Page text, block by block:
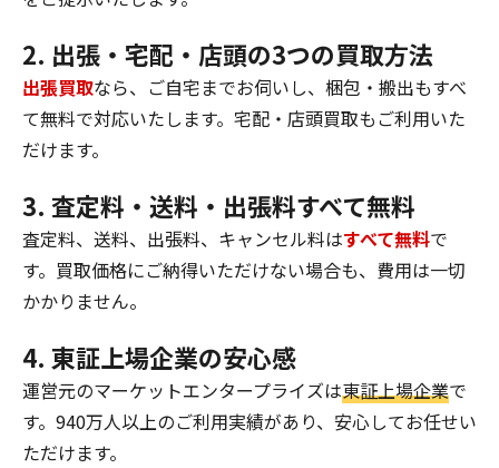
2. 出張・宅配・店頭の3つの買取方法
出張買取なら、ご自宅までお伺いし、梱包・搬出もすべ
て無料で対応いたします。宅配・店頭買取もご利用いた
だけます。
3. 査定料・送料・出張料すべて無料
査定料、送料、出張料、キャンセル料はすべて無料で
す。買取価格にご納得いただけない場合も、費用は一切
かかりません。
4. 東証上場企業の安心感
運営元のマーケットエンタープライズは東証上場企業で
す。940万人以上のご利用実績があり、安心してお任せい
ただけます。